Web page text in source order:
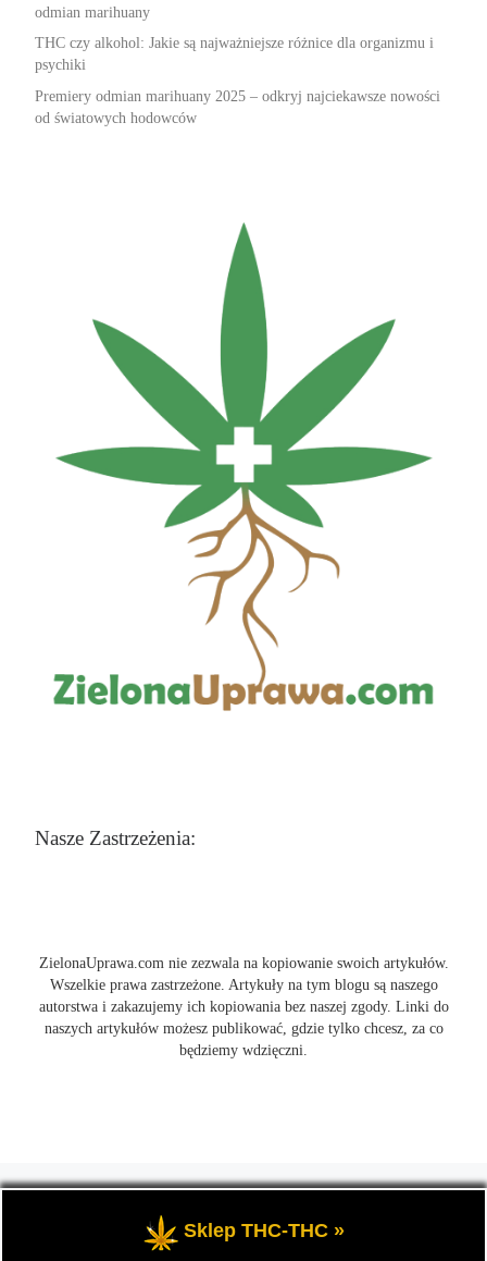
odmian marihuany
THC czy alkohol: Jakie są najważniejsze różnice dla organizmu i
psychiki
Premiery odmian marihuany 2025 – odkryj najciekawsze nowości
od światowych hodowców
Nasze Zastrzeżenia:
ZielonaUprawa.com nie zezwala na kopiowanie swoich artykułów.
Wszelkie prawa zastrzeżone. Artykuły na tym blogu są naszego
autorstwa i zakazujemy ich kopiowania bez naszej zgody. Linki do
naszych artykułów możesz publikować, gdzie tylko chcesz, za co
będziemy wdzięczni.
wszystko o uprawie i hodowli marihunay, roślin konopi indoor
oraz outdoor.
Sklep THC-THC »